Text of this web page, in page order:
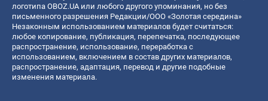
логотипа OBOZ.UA или любого другого упоминания, но без
письменного разрешения Редакции/ООО «Золотая середина»
Незаконным использованием материалов будет считаться:
любое копирование, публикация, перепечатка, последующее
распространение, использование, переработка с
использованием, включением в состав других материалов,
распространение, адаптация, перевод и другие подобные
изменения материала.